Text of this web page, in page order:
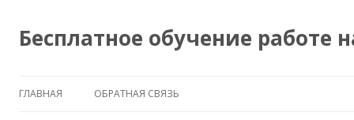
Бесплатное обучение работе
ГЛАВНАЯ ОБРАТНАЯ СВЯЗЬ